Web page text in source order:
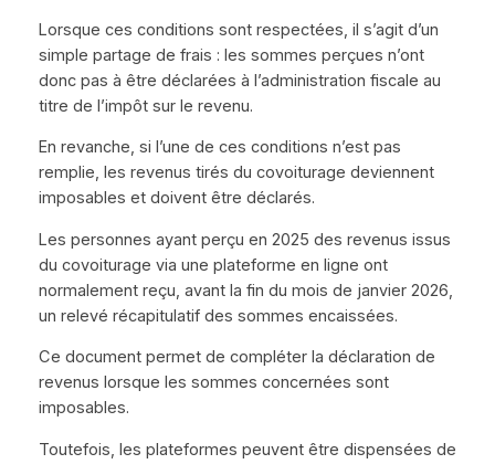
Lorsque ces conditions sont respectées, il s’agit d’un
simple partage de frais : les sommes perçues n’ont
donc pas à être déclarées à l’administration fiscale au
titre de l’impôt sur le revenu.
En revanche, si l’une de ces conditions n’est pas
remplie, les revenus tirés du covoiturage deviennent
imposables et doivent être déclarés.
Les personnes ayant perçu en 2025 des revenus issus
du covoiturage via une plateforme en ligne ont
normalement reçu, avant la fin du mois de janvier 2026,
un relevé récapitulatif des sommes encaissées.
Ce document permet de compléter la déclaration de
revenus lorsque les sommes concernées sont
imposables.
Toutefois, les plateformes peuvent être dispensées de